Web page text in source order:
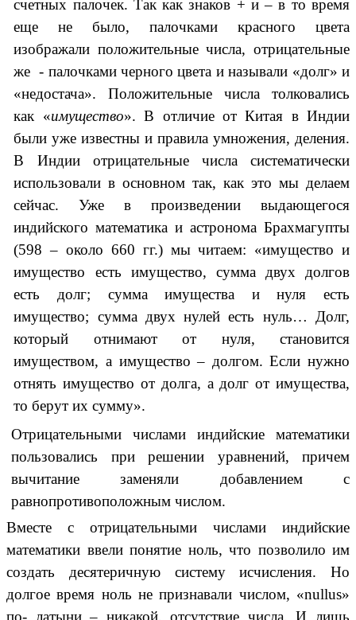
счетных палочек. Так как знаков + и – в то время
еще не было, палочками красного цвета
изображали положительные числа, отрицательные
же - палочками черного цвета и называли «долг» и
«недостача». Положительные числа толковались
как «имущество». В отличие от Китая в Индии
были уже известны и правила умножения, деления.
В Индии отрицательные числа систематически
использовали в основном так, как это мы делаем
сейчас.
Уже в произведении выдающегося
индийского математика и астронома Брахмагупты
(598 – около 660 гг.) мы читаем: «имущество и
имущество есть имущество, сумма двух долгов
есть долг; сумма имущества и нуля есть
имущество; сумма двух нулей есть нуль… Долг,
который отнимают от нуля, становится
имуществом, а имущество – долгом. Если нужно
отнять имущество от долга, а долг от имущества,
то берут их сумму».
Отрицательными числами индийские математики
пользовались при решении уравнений, причем
вычитание заменяли добавлением с
равнопротивоположным числом.
Вместе с отрицательными числами индийские
математики ввели понятие ноль, что позволило им
создать десятеричную систему исчисления. Но
долгое время ноль не признавали числом, «nullus»
по- латыни – никакой, отсутствие числа. И лишь